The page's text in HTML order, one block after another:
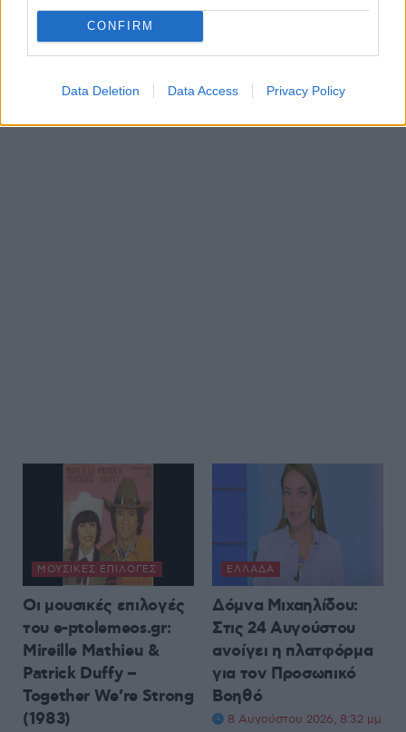
CONFIRM
Data Deletion Data Access Privacy Policy
ΜΟΥΣΙΚΈΣ ΕΠΙΛΟΓΈΣ
Οι μουσικές επιλογές
του e-ptolemeos.gr:
Mireille Mathieu &
Patrick Duffy –
Together We’re Strong
(1983)
ΕΛΛΆΔΑ
Δόμνα Μιχαηλίδου:
Στις 24 Αυγούστου
ανοίγει η πλατφόρμα
για τον Προσωπικό
Βοηθό
8 Αυγούστου 2026, 8:32 μμ